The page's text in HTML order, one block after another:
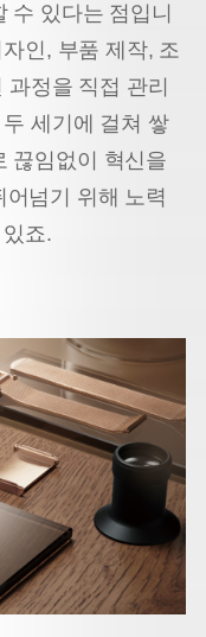
수 있다는 점입니
인, 부품 제작, 조
정을 직접 관리
세기에 걸쳐 쌓
끊임없이 혁신을
넘기 위해 노력
죠.